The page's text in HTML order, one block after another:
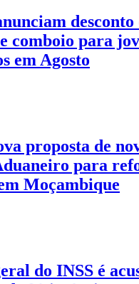
desconto
comboio para
em Agosto
proposta de
para
Moçambique
do INSS é